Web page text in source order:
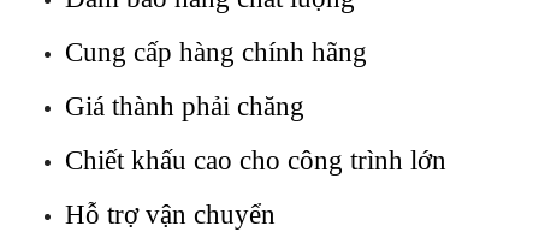
Cung cấp hàng chính hãng
Giá thành phải chăng
Chiết khấu cao cho công trình lớn
Hỗ trợ vận chuyển